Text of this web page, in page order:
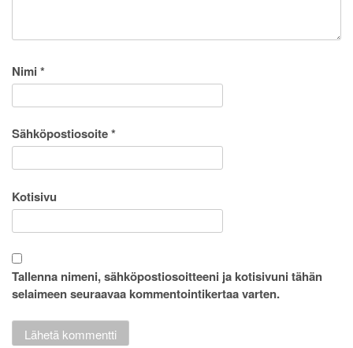
Nimi *
Sähköpostiosoite*
Kotisivu
Tallenna nimeni, sähköpostiosoitteeni ja kotisivuni tähän
selaimeen seuraavaa kommentointikertaa varten.